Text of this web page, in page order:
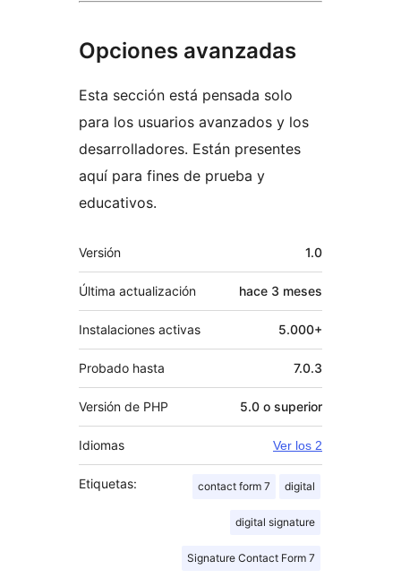
Opciones avanzadas
Esta sección está pensada solo
para los usuarios avanzados y los
desarrolladores. Están presentes
aquí para fines de prueba y
educativos.
Meta
Versión 1.0
Última actualización hace 3 meses
Instalaciones activas 5.000+
Probado hasta 7.0.3
Versión de PHP 5.0 o superior
Idiomas Ver los 2
Etiquetas: contact form 7 digital
digital signature
Signature Contact Form 7